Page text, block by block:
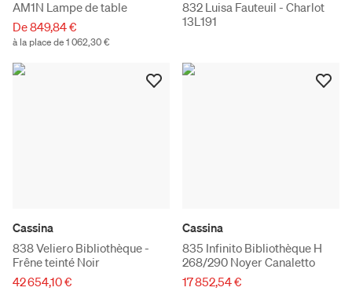
AM1N Lampe de table
De 849,84 €
à la place de 1 062,30 €
832 Luisa Fauteuil - Charlot
13L191
Cassina
838 Veliero Bibliothèque -
Frêne teinté Noir
42 654,10 €
Cassina
835 Infinito Bibliothèque H
268/290 Noyer Canaletto
17 852,54 €